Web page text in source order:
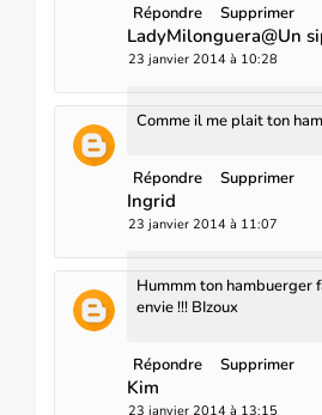
Répondre Supprimer
LadyMilonguera@Un
23 janvier 2014 à 10:28
Comme il me plait ton
Répondre Supprimer
Ingrid
23 janvier 2014 à 11:07
Hummm ton hambuerger
envie !!! BIzoux
Répondre Supprimer
Kim
23 janvier 2014 à 13:15